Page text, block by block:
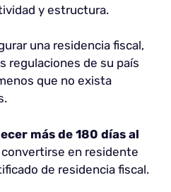
y estructura.
una residencia fiscal,
regulaciones de su país
que no exista
más de 180 días al
convertirse en residente
de residencia fiscal.